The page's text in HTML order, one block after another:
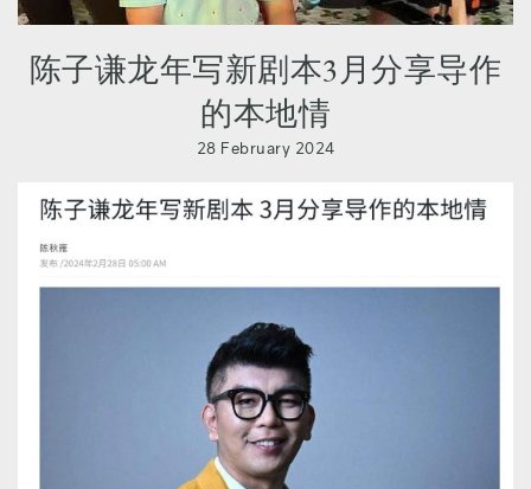
陈子谦龙年写新剧本3月分享导作
的本地情
28 February 2024